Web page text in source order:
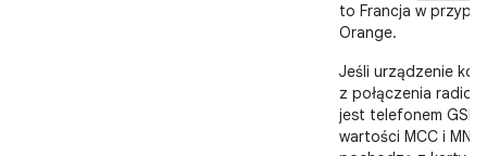
to Francja w
Orange.
Jeśli urządzenie
z połączenia
jest telefonem
wartości MCC i MNC